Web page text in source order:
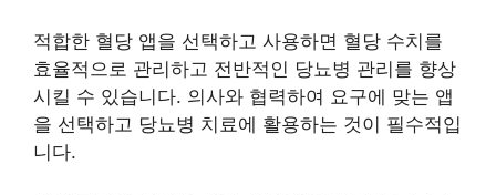
적합한 혈당 앱을 선택하고 사용하면 혈당 수치를
효율적으로 관리하고 전반적인 당뇨병 관리를 향상
시킬 수 있습니다. 의사와 협력하여 요구에 맞는 앱
을 선택하고 당뇨병 치료에 활용하는 것이 필수적입
니다.